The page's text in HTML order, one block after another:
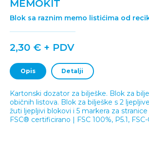
MEMOKIT
Blok sa raznim memo listićima od
2,30 € + PDV
Opis Detalji
Kartonski dozator za bilješke. Blok za
običnih listova. Blok za bilješke s 2
žuti ljepljivi blokovi i 5 markera za
FSC® certificirano | FSC 100%, P5.1, FSC-